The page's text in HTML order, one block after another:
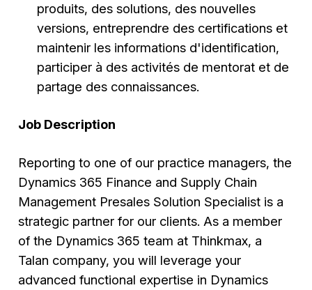
produits, des solutions, des nouvelles
versions, entreprendre des certifications et
maintenir les informations d'identification,
participer à des activités de mentorat et de
partage des connaissances.
Job Description
Reporting to one of our practice managers, the
Dynamics 365 Finance and Supply Chain
Management Presales Solution Specialist is a
strategic partner for our clients. As a member
of the Dynamics 365 team at Thinkmax, a
Talan company, you will leverage your
advanced functional expertise in Dynamics